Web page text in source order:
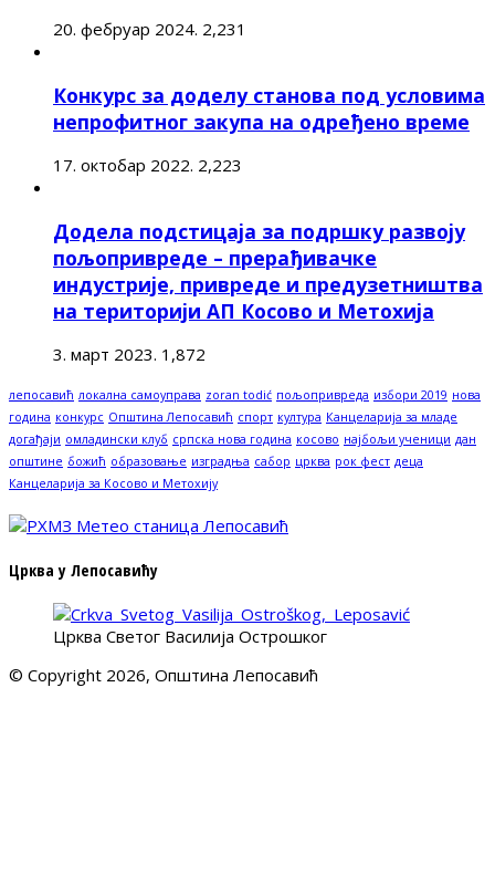
20. фебруар 2024. 2,231
Конкурс за доделу станова под условима
непрофитног закупа на одређено време
17. октобар 2022. 2,223
Додела подстицаја за подршку развоју
пољопривреде – прерађивачке
индустрије, привреде и предузетништва
на територији АП Косово и Метохија
3. март 2023. 1,872
лепосавић локална самоуправа zoran todić пољопривреда избори 2019 нова
година конкурс Општина Лепосавић спорт култура Канцеларија за младе
догађаји омладински клуб српска нова година косово најбољи ученици дан
општине божић образовање изградња сабор црква рок фест деца
Канцеларија за Косово и Метохију
Црква у Лепосавићу
Црква Светог Василија Острошког
© Copyright 2026, Општина Лепосавић